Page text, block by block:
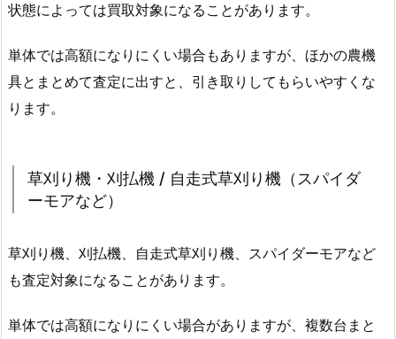
状態によっては買取対象になることがあります。
単体では高額になりにくい場合もありますが、ほかの農機
具とまとめて査定に出すと、引き取りしてもらいやすくな
ります。
草刈り機・刈払機 / 自走式草刈り機（スパイダ
ーモアなど）
草刈り機、刈払機、自走式草刈り機、スパイダーモアなど
も査定対象になることがあります。
単体では高額になりにくい場合がありますが、複数台まと